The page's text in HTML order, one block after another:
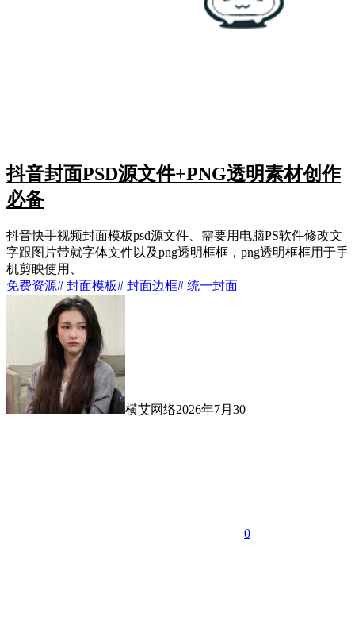
抖音封面PSD源文件+PNG透明素材创作
必备
抖音快手视频封面模板psd源文件、需要用电脑PS软件修改文
字跟图片带就字体文件以及png透明框框，png透明框框用于手
机剪眏使用、
免费资源# 封面模板# 封面边框# 统一封面
横艾网络2026年7月30
0